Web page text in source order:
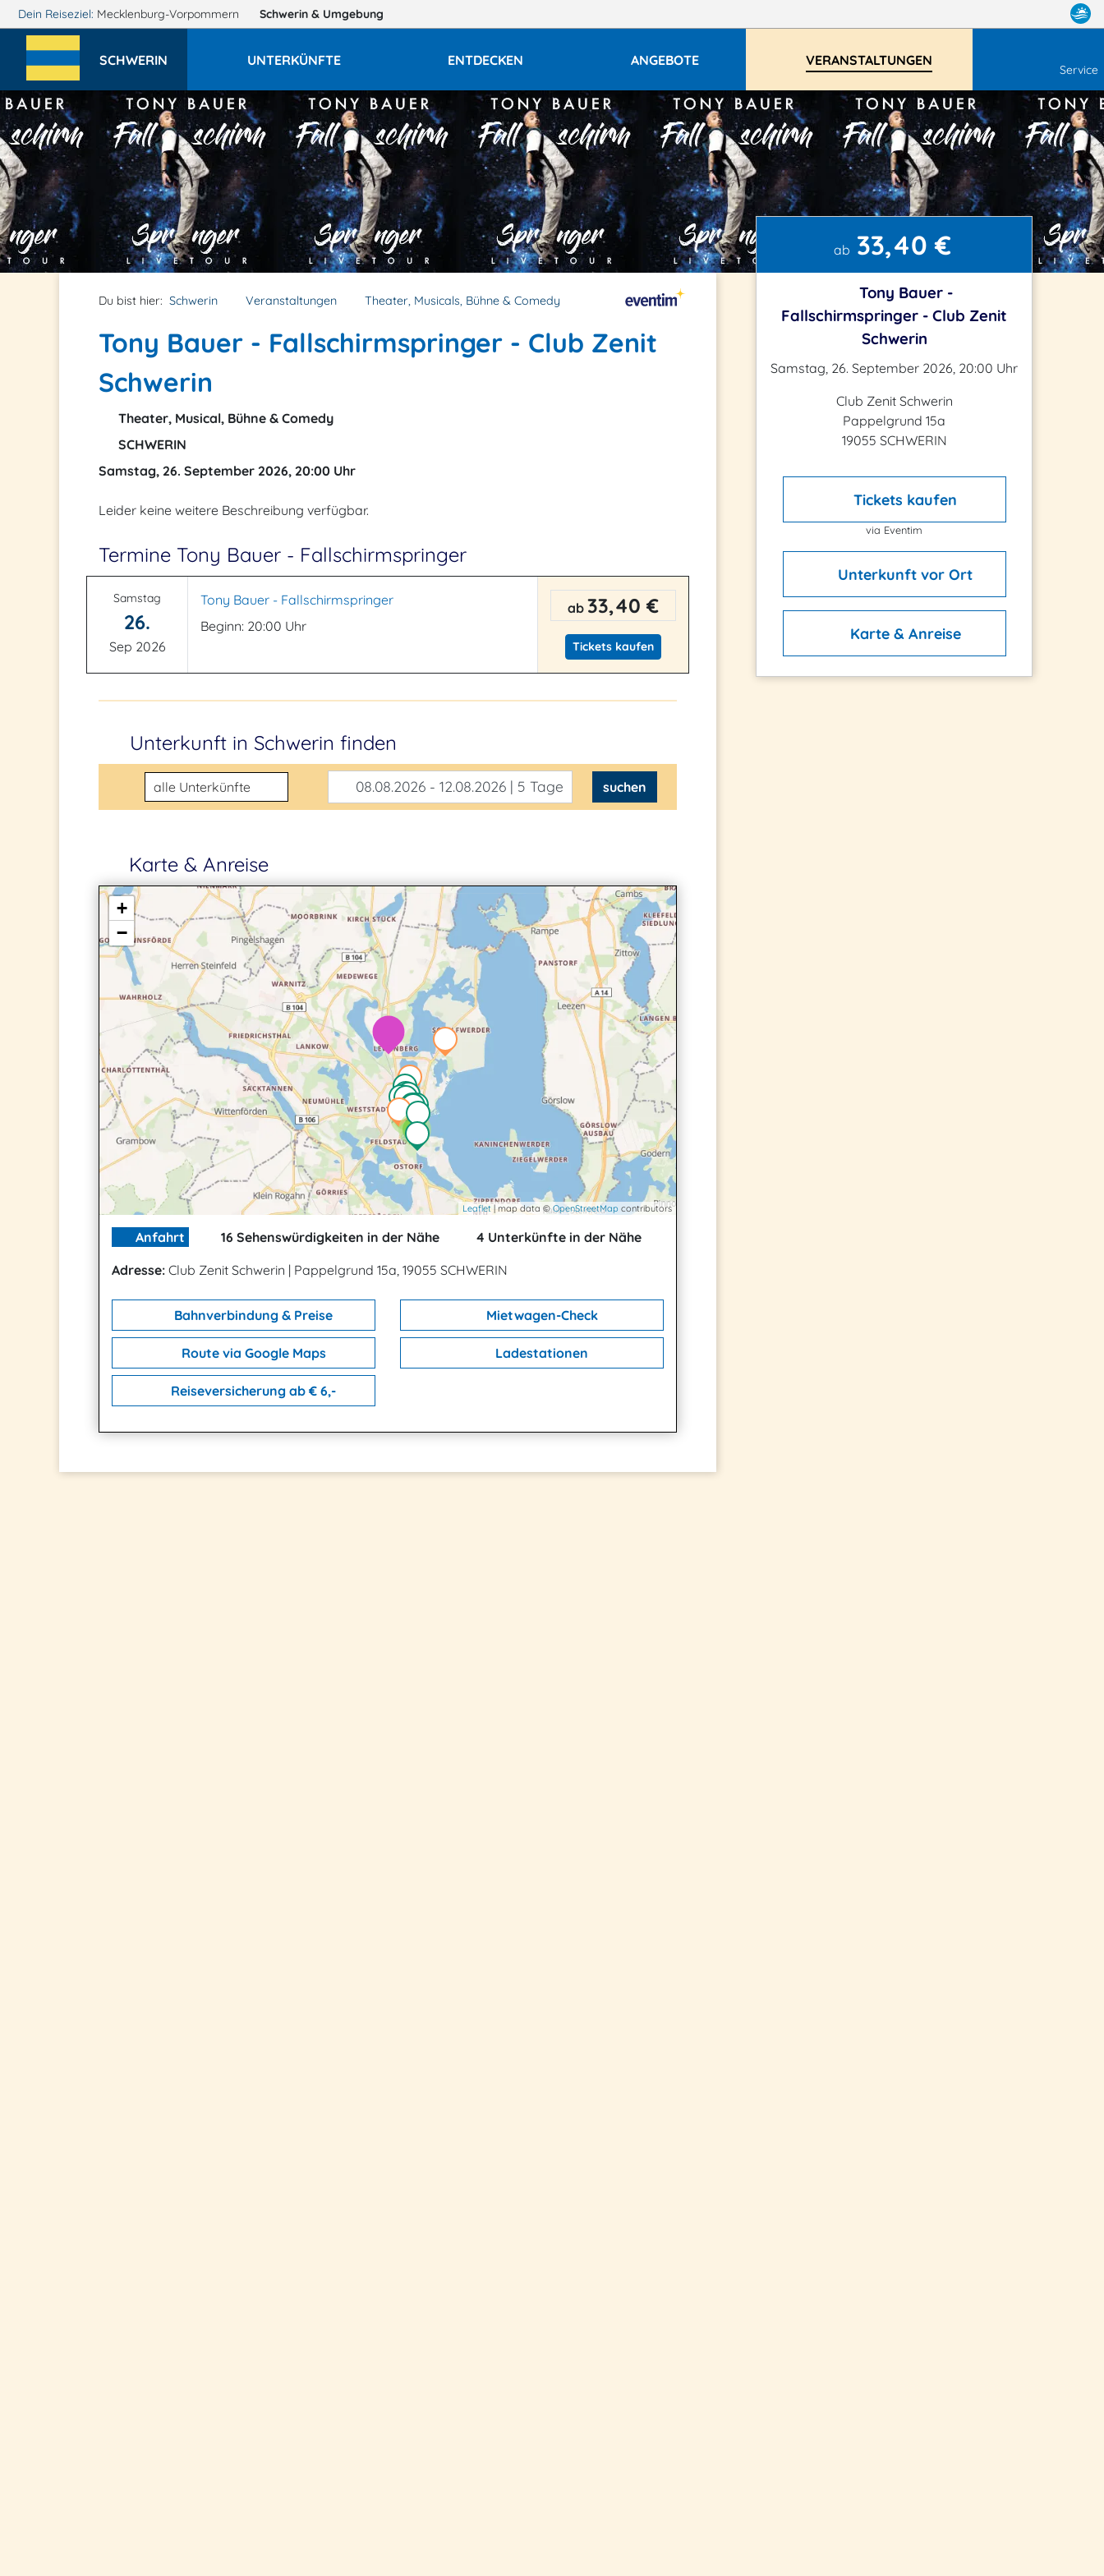
Dein Reiseziel: Mecklenburg-Vorpommern Schwerin & Umgebung
SCHWERIN UNTERKÜNFTE ENTDECKEN ANGEBOTE VERANSTALTUNGEN
Service
Du bist hier: Schwerin Veranstaltungen Theater, Musicals, Bühne & Comedy
Tony Bauer - Fallschirmspringer - Club Zenit
Schwerin
Theater, Musical, Bühne & Comedy
SCHWERIN
Samstag, 26. September 2026, 20:00 Uhr
Leider keine weitere Beschreibung verfügbar.
Termine Tony Bauer - Fallschirmspringer
Samstag
26.
Sep 2026
Tony Bauer - Fallschirmspringer
Beginn: 20:00 Uhr
ab 33,40 €
Tickets kaufen
Unterkunft in Schwerin finden
Unterkunftsart 08.08.2026 - 12.08.2026 | 5 Tage suchen
Karte & Anreise
2
2
+
−
Leaflet | map data ©OpenStreetMap contributors
Anfahrt 16 Sehenswürdigkeiten in der Nähe
4 Unterkünfte in der Nähe
Adresse: Club Zenit Schwerin | Pappelgrund 15a, 19055 SCHWERIN
Bahnverbindung & Preise Mietwagen-Check
Route via Google Maps Ladestationen
Reiseversicherung ab € 6,-
ab 33,40 €
Tony Bauer -
Fallschirmspringer - Club Zenit
Schwerin
Samstag, 26. September 2026, 20:00 Uhr
Club Zenit Schwerin
Pappelgrund 15a
19055 SCHWERIN
Tickets kaufen
via Eventim
Unterkunft vor Ort
Karte & Anreise